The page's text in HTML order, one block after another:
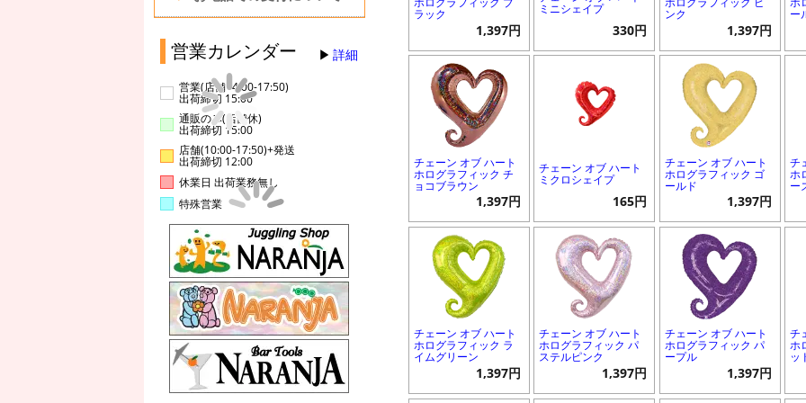
営業カレンダー 詳細
営業(店舗14:00-17:50)
出荷締切 15:00
通販のみ(店舗休)
出荷締切 15:00
店舗(10:00-17:50)+発送
出荷締切 12:00
休業日 出荷業務無し
特殊営業
ラック
1,397円
ミニシェイプ
330円
ンク
1,397円
ー
チェーン オブ ハート
ホログラフィック チ
ョコブラウン
1,397円
チェーン オブ ハート
ミクロシェイプ
165円
チェーン オブ ハート
ホログラフィック ゴ
ールド
1,397円
チ
ホ
ー
チェーン オブ ハート
ホログラフィック ラ
イムグリーン
1,397円
チェーン オブ ハート
ホログラフィック パ
ステルピンク
1,397円
チェーン オブ ハート
ホログラフィック パ
ープル
1,397円
チ
ホ
ッ